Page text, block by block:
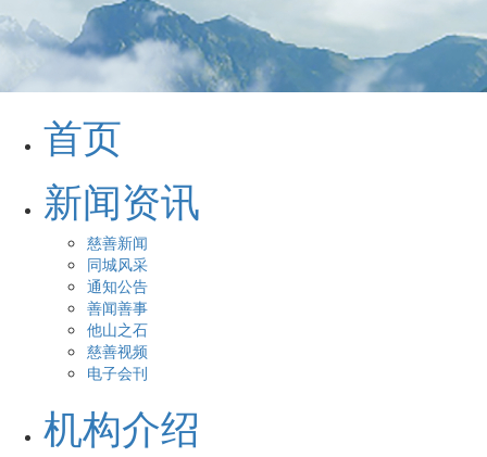
首页
新闻资讯
慈善新闻
同城风采
通知公告
善闻善事
他山之石
慈善视频
电子会刊
机构介绍